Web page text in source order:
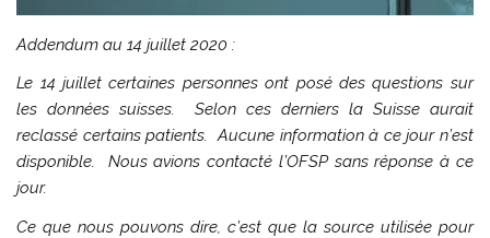
Addendum au 14 juillet 2020 :
Le 14 juillet certaines personnes ont posé des questions sur
les données suisses. Selon ces derniers la Suisse aurait
reclassé certains patients. Aucune information à ce jour n’est
disponible. Nous avions contacté l’OFSP sans réponse à ce
jour.
Ce que nous pouvons dire, c’est que la source utilisée pour